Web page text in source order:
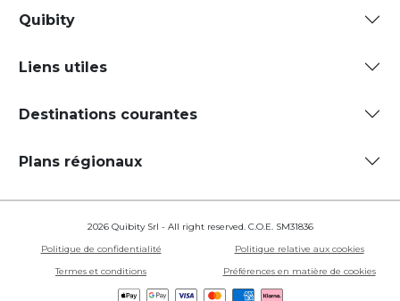
Quibity
Liens utiles
Destinations courantes
Plans régionaux
2026 Quibity Srl - All right reserved. C.O.E. SM31836
Politique de confidentialité
Politique relative aux cookies
Termes et conditions
Préférences en matière de cookies